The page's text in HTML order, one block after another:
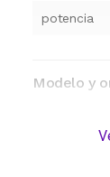
potencia
Modelo y